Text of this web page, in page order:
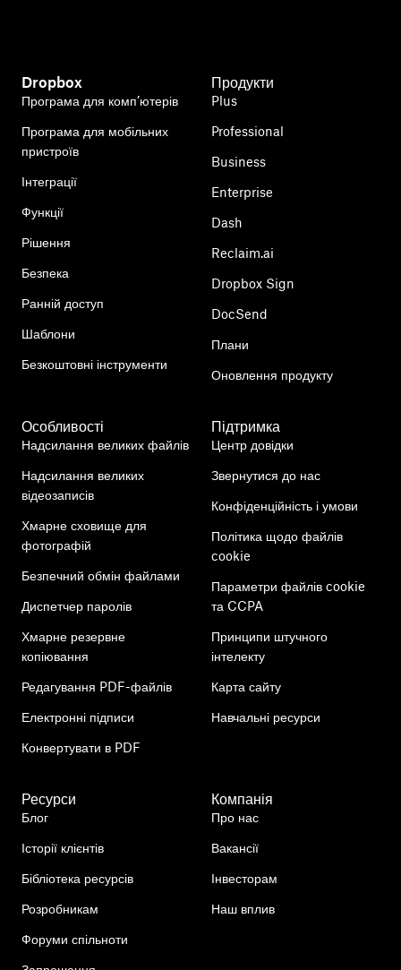
Dropbox
Програма для комп’ютерів
Програма для мобільних
пристроїв
Інтеграції
Функції
Рішення
Безпека
Ранній доступ
Шаблони
Безкоштовні інструменти
Продукти
Plus
Professional
Business
Enterprise
Dash
Reclaim.ai
Dropbox Sign
DocSend
Плани
Оновлення продукту
Особливості
Надсилання великих файлів
Надсилання великих
відеозаписів
Хмарне сховище для
фотографій
Безпечний обмін файлами
Диспетчер паролів
Хмарне резервне
копіювання
Редагування PDF-файлів
Електронні підписи
Конвертувати в PDF
Підтримка
Центр довідки
Звернутися до нас
Конфіденційність і умови
Політика щодо файлів
cookie
Параметри файлів cookie
та CCPA
Принципи штучного
інтелекту
Карта сайту
Навчальні ресурси
Ресурси
Блог
Історії клієнтів
Бібліотека ресурсів
Розробникам
Форуми спільноти
Компанія
Про нас
Вакансії
Інвесторам
Наш вплив